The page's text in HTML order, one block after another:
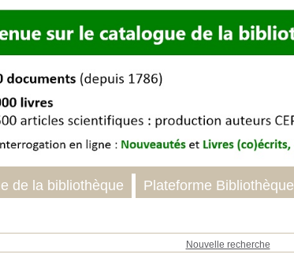
Nouvelle recherche
de la bibliothèque Plateforme Bibliothèque